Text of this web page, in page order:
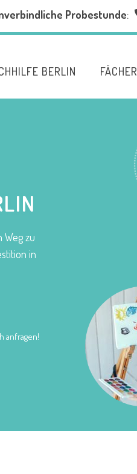
Probestunde:
BERLIN FÄCHER
zu
in
anfragen!